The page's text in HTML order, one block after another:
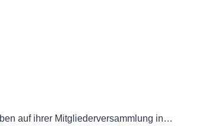
auf ihrer Mitgliederversammlung in…